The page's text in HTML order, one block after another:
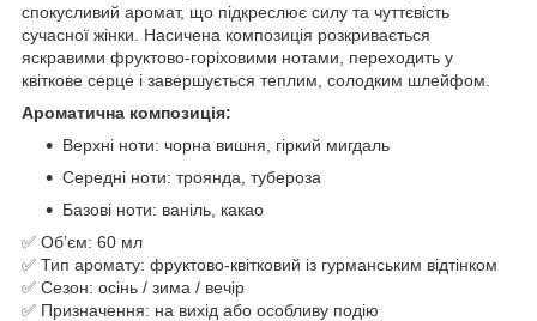
спокусливий аромат, що підкреслює силу та чуттєвість
сучасної жінки. Насичена композиція розкривається
яскравими фруктово-горіховими нотами, переходить у
квіткове серце і завершується теплим, солодким шлейфом.
Ароматична композиція:
Верхні ноти: чорна вишня, гіркий мигдаль
Середні ноти: троянда, тубероза
Базові ноти: ваніль, какао
✅ Обʼєм: 60 мл
✅ Тип аромату: фруктово-квітковий із гурманським відтінком
✅ Сезон: осінь / зима / вечір
✅ Призначення: на вихід або особливу подію